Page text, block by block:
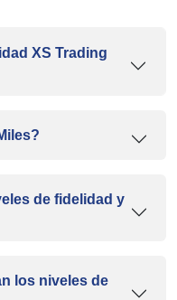
XS Trading
de fidelidad y
los niveles de